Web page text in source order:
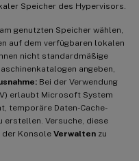
Speicher des Hypervisors.
genutzten Speicher wählen,
auf dem verfügbaren lokalen
nicht standardmäßige
angeben,
Bei der Verwendung
erlaubt Microsoft System
temporäre Daten-Cache-
erstellen. Versuche, diese
der Konsole Verwalten zu